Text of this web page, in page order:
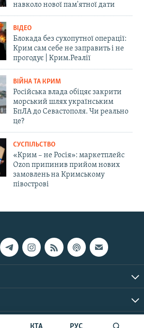
навколо нової пам'ятної дати
ВІДЕО
Блокада без сухопутної операції:
Крим сам себе не заправить і не
прогодує | Крим.Реалії
ВІЙНА ТА КРИМ
Російська влада обіцяє закрити
морський шлях українським
БпЛА до Севастополя. Чи реально
це?
СУСПІЛЬСТВО
«Крим – не Росія»: маркетплейс
Ozon припинив прийом нових
замовлень на Кримському
півострові
Крим.Реалії, 2026 | Усі права застережено.